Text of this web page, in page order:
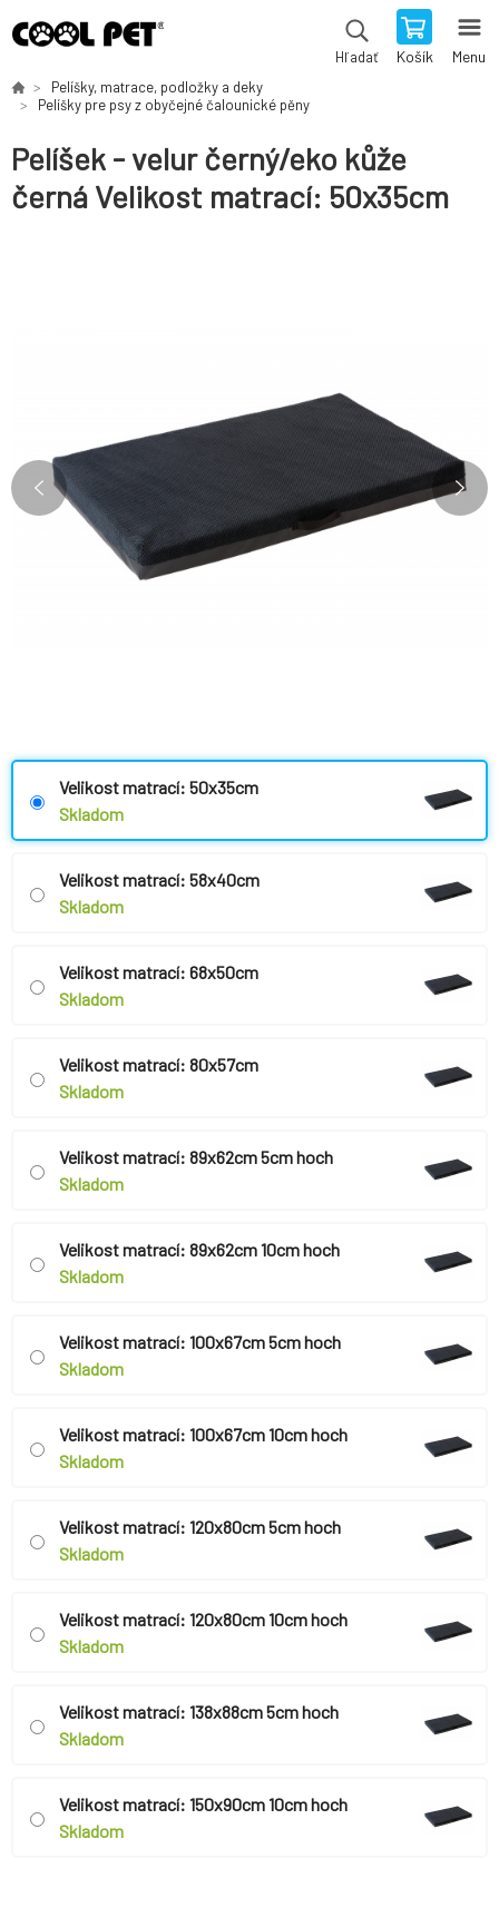
Hľadať Košík Menu
Pelíšky, matrace, podložky a deky
Pelíšky pre psy z obyčejné čalounické pěny
Pelíšek - velur černý/eko kůže
černá Velikost matrací: 50x35cm
Velikost matrací: 50x35cm
Skladom
Velikost matrací: 58x40cm
Skladom
Velikost matrací: 68x50cm
Skladom
Velikost matrací: 80x57cm
Skladom
Velikost matrací: 89x62cm 5cm hoch
Skladom
Velikost matrací: 89x62cm 10cm hoch
Skladom
Velikost matrací: 100x67cm 5cm hoch
Skladom
Velikost matrací: 100x67cm 10cm hoch
Skladom
Velikost matrací: 120x80cm 5cm hoch
Skladom
Velikost matrací: 120x80cm 10cm hoch
Skladom
Velikost matrací: 138x88cm 5cm hoch
Skladom
Velikost matrací: 150x90cm 10cm hoch
Skladom